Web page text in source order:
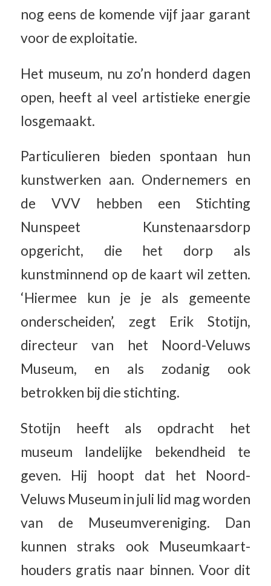
nog eens de komende vijf jaar garant
voor de exploitatie.
Het museum, nu zo’n honderd dagen
open, heeft al veel artistieke energie
losgemaakt.
Particulieren bieden spontaan hun
kunstwerken aan. Ondernemers en
de VVV hebben een Stichting
Nunspeet Kunstenaarsdorp
opgericht, die het dorp als
kunstminnend op de kaart wil zetten.
‘Hiermee kun je je als gemeente
onderscheiden’, zegt Erik Stotijn,
directeur van het Noord-Veluws
Museum, en als zodanig ook
betrokken bij die stichting.
Stotijn heeft als opdracht het
museum landelijke bekendheid te
geven. Hij hoopt dat het Noord-
Veluws Museum in juli lid mag worden
van de Museumvereniging. Dan
kunnen straks ook Museumkaart-
houders gratis naar binnen. Voor dit